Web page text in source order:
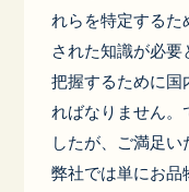
れらを特定するた
された知識が必
把握するために国
ればなりません。
したが、ご満足い
弊社では単にお品